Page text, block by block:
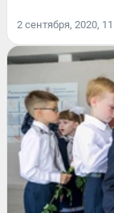
2 сентября, 2020,